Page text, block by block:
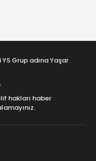
Grup adına Yaşar
hakları haber